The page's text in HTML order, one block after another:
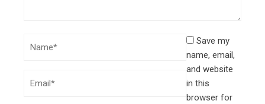
Save my
name, email,
and website
in this
browser for